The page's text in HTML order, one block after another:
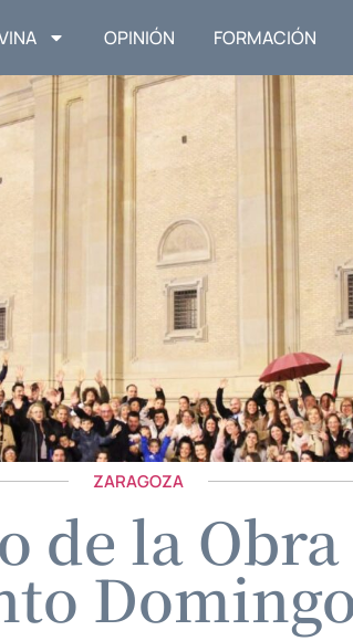
OPINIÓN FORMACIÓN
ZARAGOZA
de la